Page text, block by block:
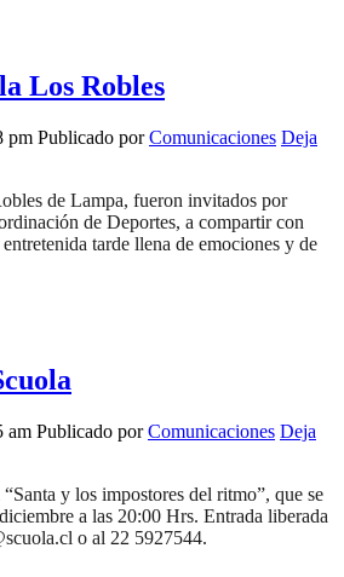
Los Robles
pm Publicado porComunicaciones Deja
de Lampa, fueron invitados por
de Deportes, a compartir con
tarde llena de emociones y de
am Publicado porComunicaciones Deja
y los impostores del ritmo”, que se
a las 20:00 Hrs. Entrada liberada
o al 22 5927544.